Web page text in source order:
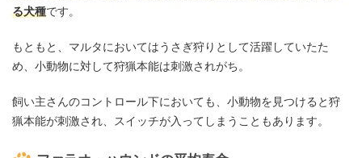
る犬種です。
もともと、マルタにおいてはうさぎ狩りとして活躍していたた
め、小動物に対して狩猟本能は刺激されがち。
飼い主さんのコントロール下においても、小動物を見つけると狩
猟本能が刺激され、スイッチが入ってしまうこともあります。